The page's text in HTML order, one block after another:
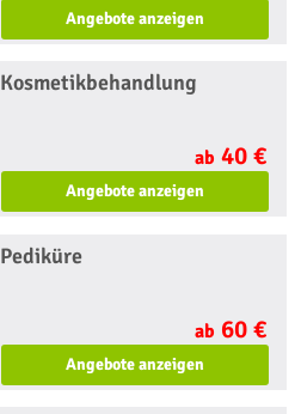
Angebote anzeigen
Kosmetikbehandlung
ab 40 €
Angebote anzeigen
Pediküre
ab 60 €
Angebote anzeigen